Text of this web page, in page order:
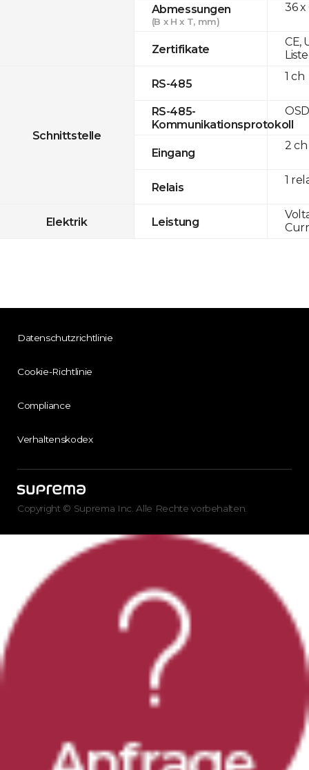
Abmessungen
(B x H x T, mm)
Zertifikate
Schnittstelle
RS-485
RS-485-
Kommunikationsprotokoll
Eingang
Relais
Elektrik Leistung
36 x
CE,
1 ch
2 ch
1
Datenschutzrichtlinie
Cookie-Richtlinie
Compliance
Verhaltenskodex
Copyright © Suprema Inc. Alle Rechte vorbehalten.